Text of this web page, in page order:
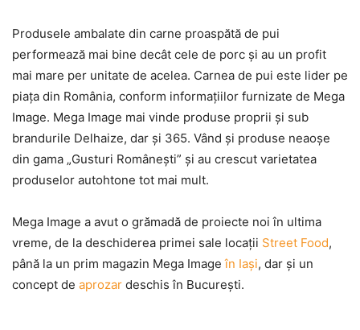
Produsele ambalate din carne proaspătă de pui
performează mai bine decât cele de porc şi au un profit
mai mare per unitate de acelea. Carnea de pui este lider pe
piaţa din România, conform informaţiilor furnizate de Mega
Image. Mega Image mai vinde produse proprii şi sub
brandurile Delhaize, dar şi 365. Vând şi produse neaoşe
din gama „Gusturi Româneşti” şi au crescut varietatea
produselor autohtone tot mai mult.
Mega Image a avut o grămadă de proiecte noi în ultima
vreme, de la deschiderea primei sale locaţii Street Food,
până la un prim magazin Mega Imageîn Iaşi, dar şi un
concept de aprozar deschis în Bucureşti.